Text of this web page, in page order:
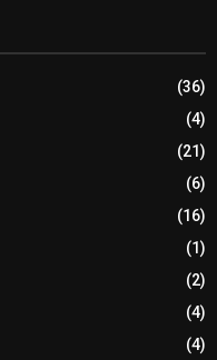
(36)
(4)
(21)
(6)
(16)
(1)
(2)
(4)
(4)